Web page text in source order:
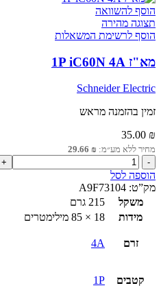
הוסף להשוואה
תצוגה מהירה
הוסף לרשימת המשאלות
מא"ז 1P iC60N 4A
Schneider Electric
זמין בהזמנה מראש
35.00 ₪
מחיר ללא מע״מ: 29.66 ₪
כמות
של
מא"ז
1P
iC60N
4A
הוספה לסל
מק”ט: A9F73104
משקל
215 גרם
מידות
18 × 85 מילימטרים
זרם 4A
קטבים 1P